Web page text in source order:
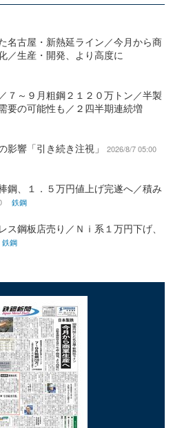
名古屋・新熱延ライン／今月から商
／生産・開発、より高度に
７～９月粗鋼２１２０万トン／半製
要の可能性も／２四半期連続増
響「引き続き注視」
2026/8/7 05:00
鋼、１．５万円値上げ完遂へ／積み
鉄鋼
鋼板店売り／Ｎｉ系１万円下げ、
鉄鋼